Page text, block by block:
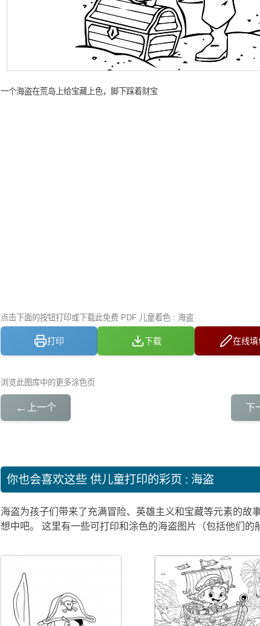
一个海盗在荒岛上给宝藏上色，脚下踩着财宝
点击下面的按钮打印或下载此免费 PDF 儿童着色 : 海盗
打印 下载 在线填
浏览此图库中的更多涂色页
← 上一个 下
你也会喜欢这些 供儿童打印的彩页 : 海盗
海盗为孩子们带来了充满冒险、英雄主义和宝藏等元素的
想中吧。 这里有一些可打印和涂色的海盗图片（包括他们的